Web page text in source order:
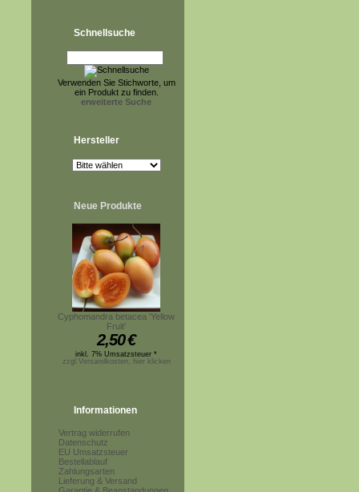
Schnellsuche
Verwenden Sie Stichworte, um
ein Produkt zu finden.
erweiterte Suche
Hersteller
Neue Produkte
Cyphomandra betacea 'Yellow
Fruit'
2,50€
inkl. 7% Umsatzsteuer *
zzgl.Versandkosten, hier klicken
Informationen
Vertrag widerrufen
Datenschutz
EU Umsatzsteuer
Bestellablauf
Zahlungsarten
Lieferung & Versand